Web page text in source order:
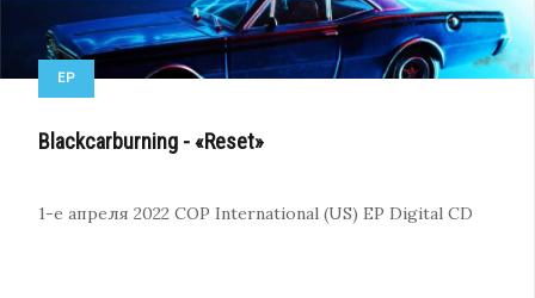
EP
Blackcarburning - «Reset»
1-е апреля 2022 COP International (US) EP Digital CD